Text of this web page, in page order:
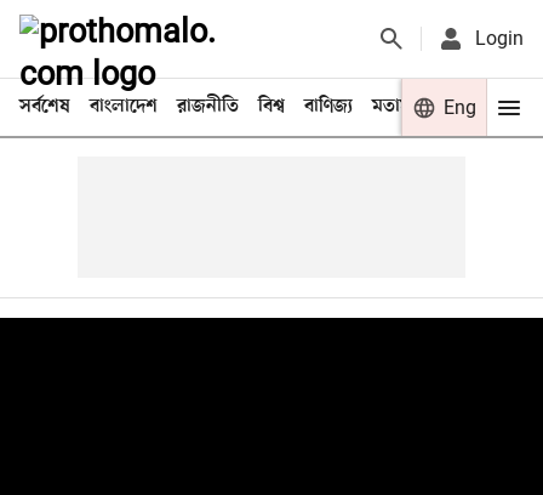
Login
সর্বশেষ বাংলাদেশ রাজনীতি বিশ্ব বাণিজ্য মতামত খেলা
Eng